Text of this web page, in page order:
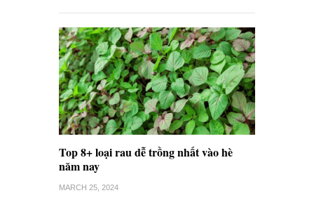
Top 8+ loại rau dễ trồng nhất vào hè
năm nay
MARCH 25, 2024